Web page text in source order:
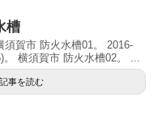
槽
須賀市 防火水槽01。 2016-
。 横須賀市 防火水槽02。 ...
記事を読む